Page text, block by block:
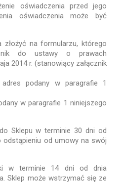
oświadczenia przed jego
oświadczenia może być
złożyć na formularzu, którego
do ustawy o prawach
2014 r. (stanowiący załącznik
podany w paragrafie 1
w paragrafie 1 niniejszego
Sklepu w terminie 30 dni od
odstąpieniu od umowy na swój
w terminie 14 dni od dnia
Sklep może wstrzymać się ze